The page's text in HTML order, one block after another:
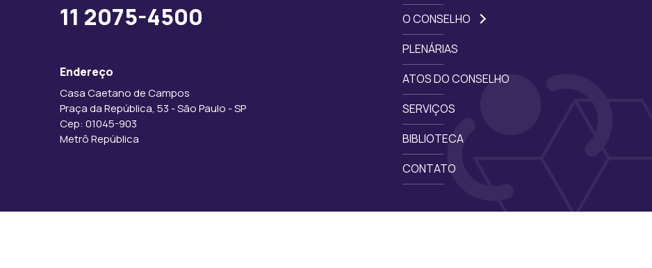
11 2075-4500
Endereço
Casa Caetano de Campos
Praça da República, 53 - São Paulo - SP
Cep: 01045-903
Metrô República
O CONSELHO
PLENÁRIAS
ATOS DO CONSELHO
SERVIÇOS
BIBLIOTECA
CONTATO